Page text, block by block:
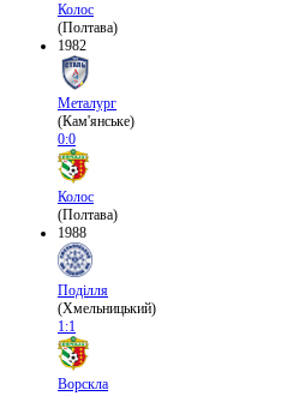
Колос
(Полтава)
1982
Металург
(Кам'янське)
0:0
Колос
(Полтава)
1988
Поділля
(Хмельницький)
1:1
Ворскла